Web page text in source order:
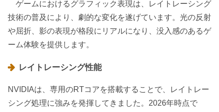
ゲームにおけるグラフィック表現は、レイトレーシング
技術の普及により、劇的な変化を遂げています。光の反射
や屈折、影の表現が格段にリアルになり、没入感のあるゲ
ーム体験を提供します。
レイトレーシング性能
NVIDIAは、専用のRTコアを搭載することで、レイトレー
シング処理に強みを発揮してきました。2026年時点で